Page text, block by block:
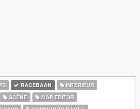
RACEBAAN
INTERIEUR
SCÈNE
MAP EDITOR